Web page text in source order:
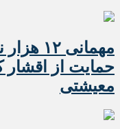
حمایت از اقشار
معیشتی